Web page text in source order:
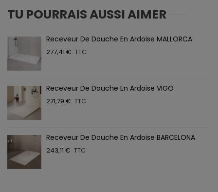
TU POURRAIS AUSSI AIMER
Receveur De Douche En Ardoise MALLORCA
277,41 € TTC
Receveur De Douche En Ardoise VIGO
271,79 € TTC
Receveur De Douche En Ardoise BARCELONA
243,11 € TTC